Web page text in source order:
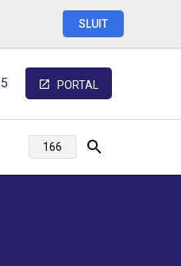
SLUIT
PORTAL